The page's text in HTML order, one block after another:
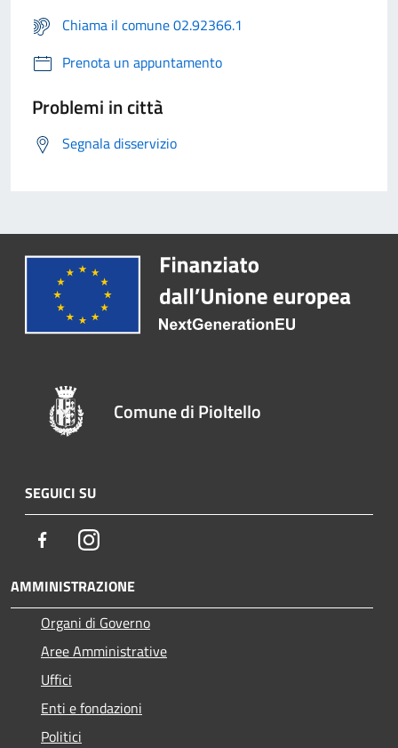
Chiama il comune 02.92366.1
Prenota un appuntamento
Problemi in città
Segnala disservizio
Comune di Pioltello
SEGUICI SU
FacebookInstagram
AMMINISTRAZIONE
Organi di Governo
Aree Amministrative
Uffici
Enti e fondazioni
Politici